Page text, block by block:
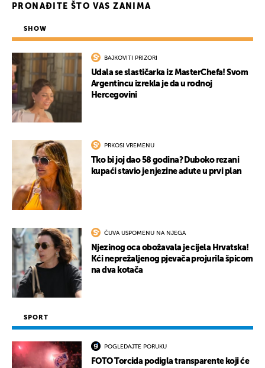
PRONAĐITE ŠTO VAS ZANIMA
SHOW
BAJKOVITI PRIZORI
Udala se slastičarka iz MasterChefa! Svom
Argentincu izrekla je da u rodnoj
Hercegovini
PRKOSI VREMENU
Tko bi joj dao 58 godina? Duboko rezani
kupaći stavio je njezine adute u prvi plan
ČUVA USPOMENU NA NJEGA
Njezinog oca obožavala je cijela Hrvatska!
Kći neprežaljenog pjevača projurila špicom
na dva kotača
SPORT
POGLEDAJTE PORUKU
FOTO Torcida podigla transparente koji će